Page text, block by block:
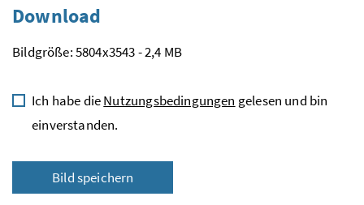
Download
Bildgröße: 5804x3543 - 2,4 MB
Ich habe dieNutzungsbedingungen gelesen und bin
einverstanden.
Bild speichern